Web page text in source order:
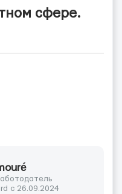
сфере.
с 26.09.2024